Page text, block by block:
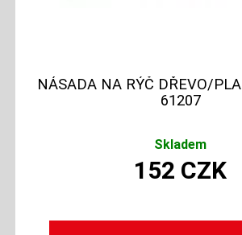
NÁSADA NA RÝČ DŘEVO/
61207
Skladem
152 CZK